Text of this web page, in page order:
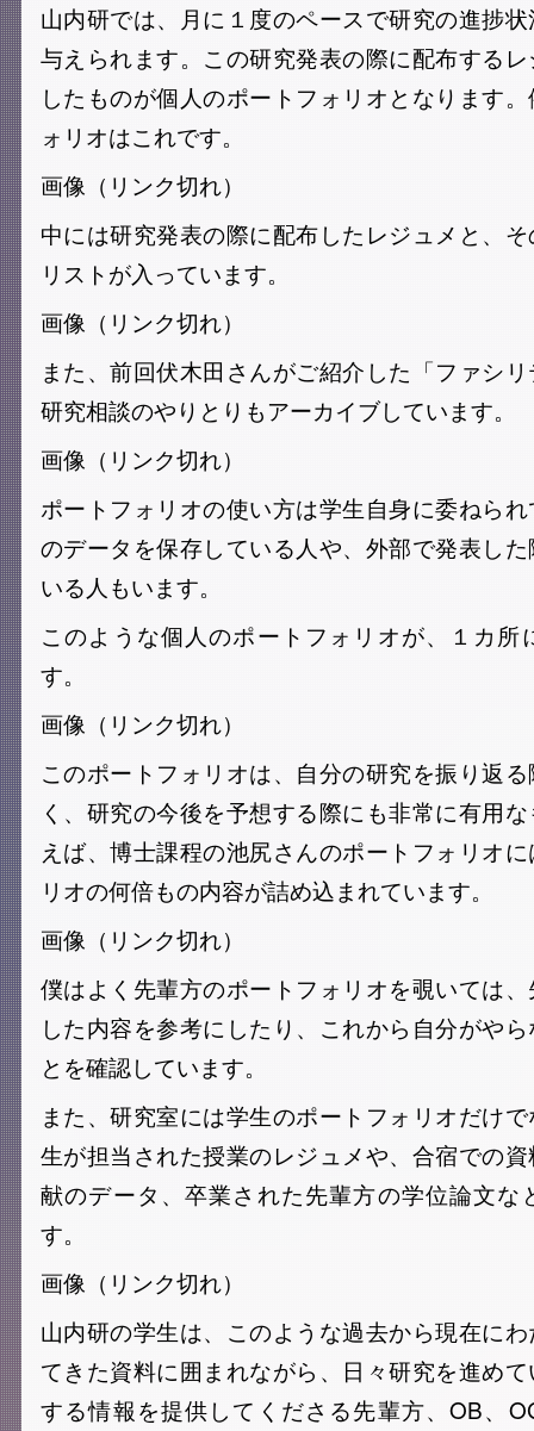
山内研では、月に１度のペースで研究の進捗
与えられます。この研究発表の際に配布する
したものが個人のポートフォリオとなります
ォリオはこれです。
画像（リンク切れ）
中には研究発表の際に配布したレジュメと、
リストが入っています。
画像（リンク切れ）
また、前回伏木田さんがご紹介した「ファシ
研究相談のやりとりもアーカイブしています。
画像（リンク切れ）
ポートフォリオの使い方は学生自身に委ねら
のデータを保存している人や、外部で発表し
いる人もいます。
このような個人のポートフォリオが、１カ所
す。
画像（リンク切れ）
このポートフォリオは、自分の研究を振り返
く、研究の今後を予想する際にも非常に有用
えば、博士課程の池尻さんのポートフォリオ
リオの何倍もの内容が詰め込まれています。
画像（リンク切れ）
僕はよく先輩方のポートフォリオを覗いては
した内容を参考にしたり、これから自分がや
とを確認しています。
また、研究室には学生のポートフォリオだけ
生が担当された授業のレジュメや、合宿での
献のデータ、卒業された先輩方の学位論文な
す。
画像（リンク切れ）
山内研の学生は、このような過去から現在に
てきた資料に囲まれながら、日々研究を進め
する情報を提供してくださる先輩方、OB、